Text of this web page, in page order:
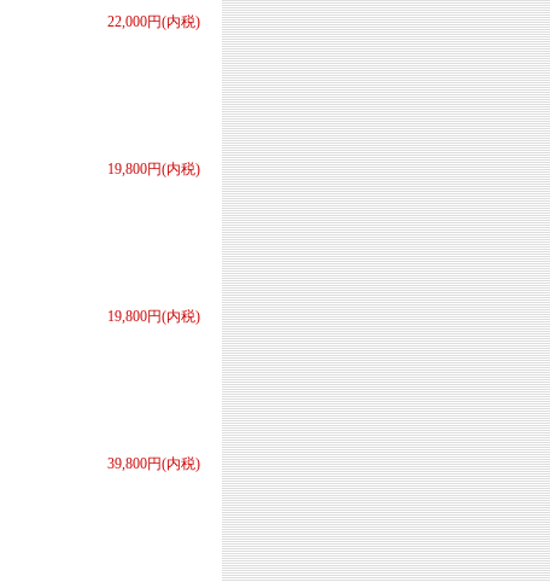
22,000円(内税)
19,800円(内税)
19,800円(内税)
39,800円(内税)